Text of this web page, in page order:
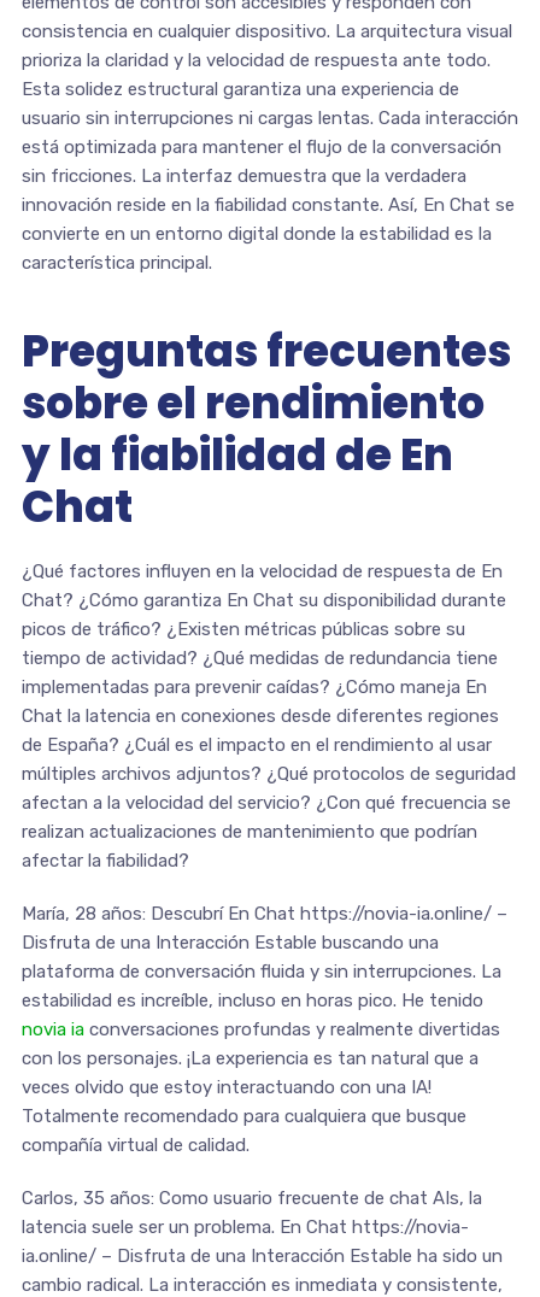
consistencia en cualquier dispositivo. La arquitectura visual
prioriza la claridad y la velocidad de respuesta ante todo.
Esta solidez estructural garantiza una experiencia de
usuario sin interrupciones ni cargas lentas. Cada interacción
está optimizada para mantener el flujo de la conversación
sin fricciones. La interfaz demuestra que la verdadera
innovación reside en la fiabilidad constante. Así, En Chat se
convierte en un entorno digital donde la estabilidad es la
característica principal.
Preguntas frecuentes
sobre el rendimiento
y la fiabilidad de En
Chat
¿Qué factores influyen en la velocidad de respuesta de En
Chat? ¿Cómo garantiza En Chat su disponibilidad durante
picos de tráfico? ¿Existen métricas públicas sobre su
tiempo de actividad? ¿Qué medidas de redundancia tiene
implementadas para prevenir caídas? ¿Cómo maneja En
Chat la latencia en conexiones desde diferentes regiones
de España? ¿Cuál es el impacto en el rendimiento al usar
múltiples archivos adjuntos? ¿Qué protocolos de seguridad
afectan a la velocidad del servicio? ¿Con qué frecuencia se
realizan actualizaciones de mantenimiento que podrían
afectar la fiabilidad?
María, 28 años: Descubrí En Chat https://novia-ia.online/ –
Disfruta de una Interacción Estable buscando una
plataforma de conversación fluida y sin interrupciones. La
estabilidad es increíble, incluso en horas pico. He tenido
novia iaconversaciones profundas y realmente divertidas
con los personajes. ¡La experiencia es tan natural que a
veces olvido que estoy interactuando con una IA!
Totalmente recomendado para cualquiera que busque
compañía virtual de calidad.
Carlos, 35 años: Como usuario frecuente de chat AIs, la
latencia suele ser un problema. En Chat https://novia-
ia.online/ – Disfruta de una Interacción Estable ha sido un
cambio radical. La interacción es inmediata y consistente,